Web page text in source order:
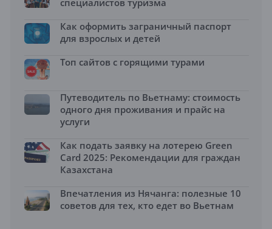
Как оформить заграничный паспорт
для взрослых и детей
Топ сайтов с горящими турами
Путеводитель по Вьетнаму: стоимость
одного дня проживания и прайс на
услуги
Как подать заявку на лотерею Green
Card 2025: Рекомендации для граждан
Казахстана
Впечатления из Нячанга: полезные 10
советов для тех, кто едет во Вьетнам